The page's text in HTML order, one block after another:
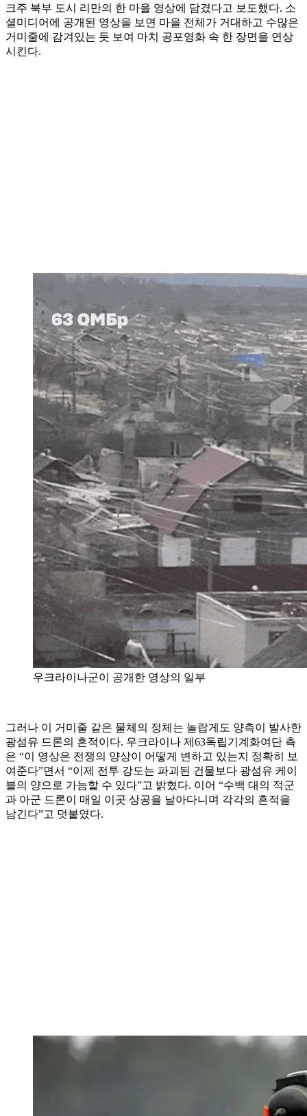
크주 북부 도시 리만의 한 마을 영상에 담겼다고 보도했다. 소
셜미디어에 공개된 영상을 보면 마을 전체가 거대하고 수많은
거미줄에 감겨있는 듯 보여 마치 공포영화 속 한 장면을 연상
시킨다.
우크라이나군이 공개한 영상의 일부
그러나 이 거미줄 같은 물체의 정체는 놀랍게도 양측이 발사한
광섬유 드론의 흔적이다. 우크라이나 제63독립기계화여단 측
은 “이 영상은 전쟁의 양상이 어떻게 변하고 있는지 정확히 보
여준다”면서 “이제 전투 강도는 파괴된 건물보다 광섬유 케이
블의 양으로 가늠할 수 있다”고 밝혔다. 이어 “수백 대의 적군
과 아군 드론이 매일 이곳 상공을 날아다니며 각각의 흔적을
남긴다”고 덧붙였다.